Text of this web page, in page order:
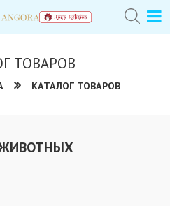
ТОВАРОВ
КАТАЛОГ ТОВАРОВ